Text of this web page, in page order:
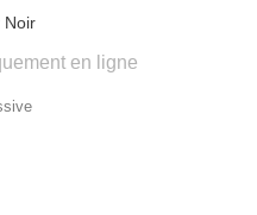
Noir
en ligne